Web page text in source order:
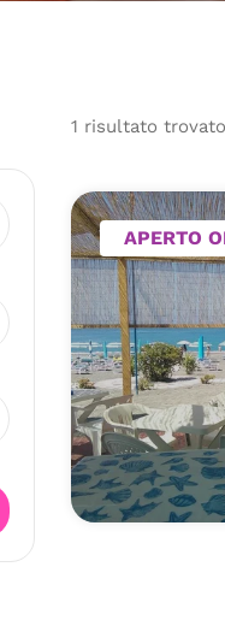
1 risultato trovato
APERTO